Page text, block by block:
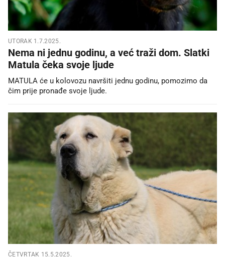
UTORAK 1.7.2025.
Nema ni jednu godinu, a već traži dom. Slatki
Matula čeka svoje ljude
MATULA će u kolovozu navršiti jednu godinu, pomozimo da
čim prije pronađe svoje ljude.
ČETVRTAK 15.5.2025.